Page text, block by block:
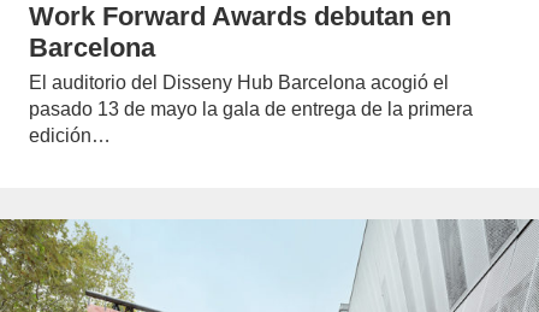
Work Forward Awards debutan en
Barcelona
El auditorio del Disseny Hub Barcelona acogió el
pasado 13 de mayo la gala de entrega de la primera
edición…